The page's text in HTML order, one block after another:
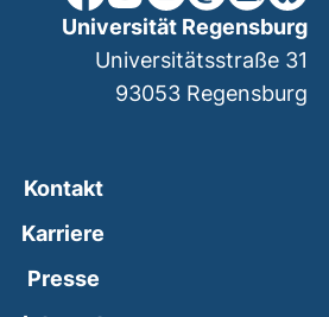
Kontakt
Karriere
Presse
Universität Regensburg
Universitätsstraße 31
93053 Regensburg